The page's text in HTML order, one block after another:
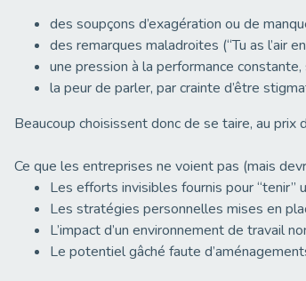
des soupçons d’exagération ou de
des remarques maladroites (“Tu as l’air
une pression à la performance
la peur de parler, par crainte d’être
Beaucoup choisissent donc de se taire, au prix
Ce que les entreprises ne voient pas (mais
Les efforts invisibles fournis pour “tenir”
Les stratégies personnelles mises en
L’impact d’un environnement de travail
Le potentiel gâché faute